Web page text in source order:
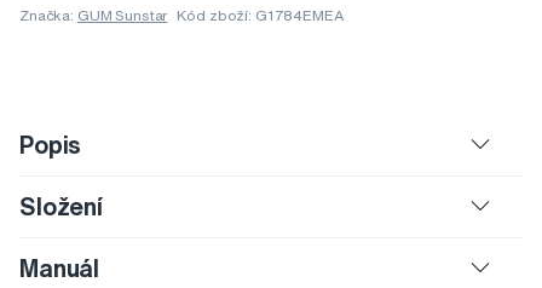
Značka: GUM Sunstar Kód zboží: G1784EMEA
Popis
Složení
Manuál